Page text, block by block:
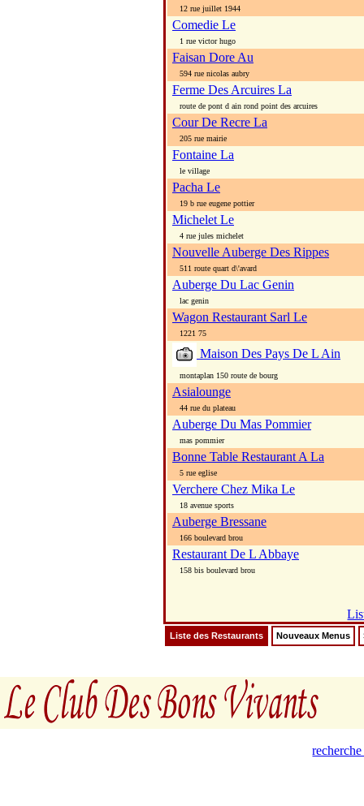
12 rue juillet 1944
Comedie Le
1 rue victor hugo
Faisan Dore Au
594 rue nicolas aubry
Ferme Des Arcuires La
route de pont d ain rond point des arcuires
Cour De Recre La
205 rue mairie
Fontaine La
le village
Pacha Le
19 b rue eugene pottier
Michelet Le
4 rue jules michelet
Nouvelle Auberge Des Rippes
511 route quart d\'avard
Auberge Du Lac Genin
lac genin
Wagon Restaurant Sarl Le
1221 75
Maison Des Pays De L Ain
montaplan 150 route de bourg
Asialounge
44 rue du plateau
Auberge Du Mas Pommier
mas pommier
Bonne Table Restaurant A La
5 rue eglise
Verchere Chez Mika Le
18 avenue sports
Auberge Bressane
166 boulevard brou
Restaurant De L Abbaye
158 bis boulevard brou
Liste des Restaurants Nouveaux Menus